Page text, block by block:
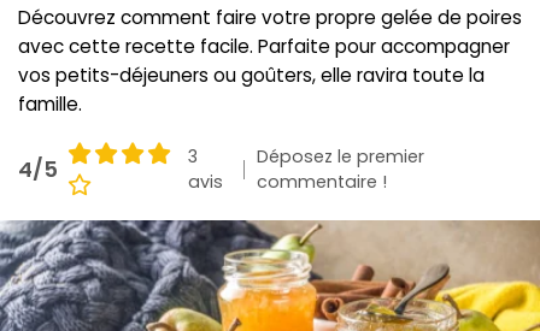
Cuisine pratique
L'actu cuisine
Découvrez comment faire votre propre gelée de poires
avec cette recette facile. Parfaite pour accompagner
vos petits-déjeuners ou goûters, elle ravira toute la
famille.
4/5
3
avis
Déposez le premier
commentaire !